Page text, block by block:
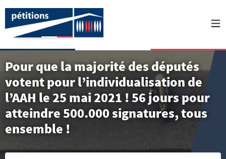
Pour que la majorité des députés
votent pour l’individualisation de
l’AAH le 25 mai 2021 ! 56 jours pour
atteindre 500.000 signatures, tous
ensemble !